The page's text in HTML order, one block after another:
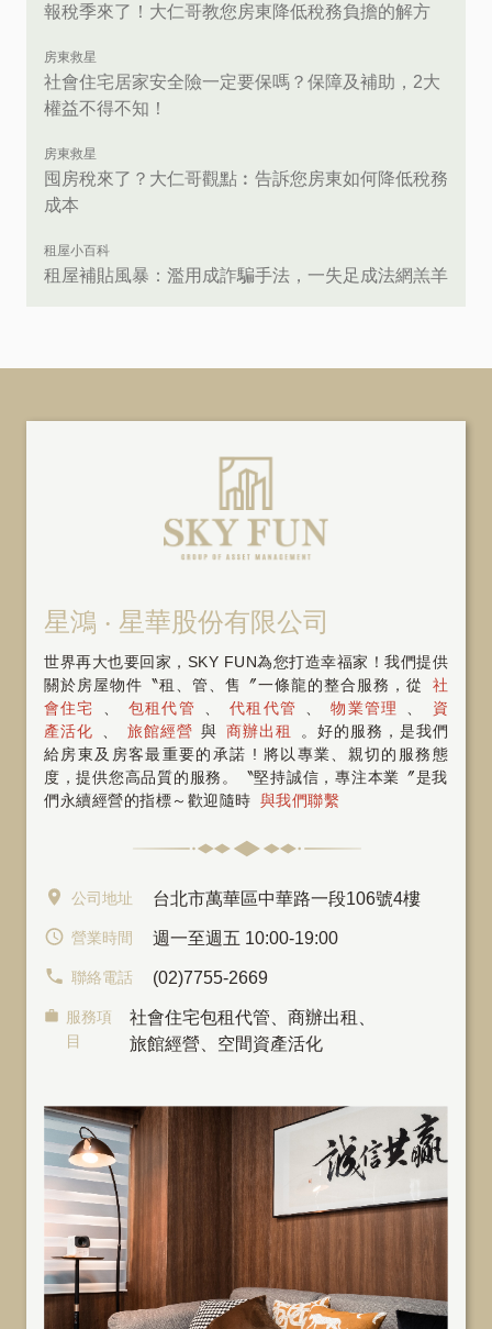
報稅季來了！大仁哥教您房東降低稅務負擔的解方
房東救星
社會住宅居家安全險一定要保嗎？保障及補助，2大
權益不得不知！
房東救星
囤房稅來了？大仁哥觀點︰告訴您房東如何降低稅務
成本
租屋小百科
租屋補貼風暴：濫用成詐騙手法，一失足成法網羔羊
星鴻 ‧ 星華股份有限公司
世界再大也要回家，SKY FUN為您打造幸福家！我們提供
關於房屋物件〝租、管、售〞一條龍的整合服務，從
社
會住宅
包租代管 代租代管 物業管理
資
產活化
旅館經營 與 商辦出租
。好的服務，是我們
給房東及房客最重要的承諾 ! 將以專業、親切的服務態
度，提供您高品質的服務。〝堅持誠信，專注本業〞是我
們永續經營的指標～歡迎隨時 與我們聯繫
公司地址 台北市萬華區中華路一段106號4樓
營業時間 週一至週五 10:00-19:00
聯絡電話 (02)7755-2669
服務項
目
社會住宅包租代管 、商辦出租
旅館經營、空間資產活化